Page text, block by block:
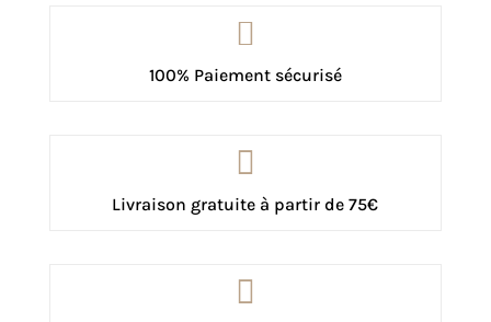

100% Paiement sécurisé

Livraison gratuite à partir de 75€
